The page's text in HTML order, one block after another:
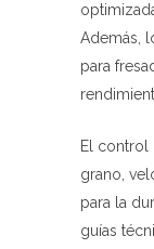
Además,
para
El control
grano,
para la
guías